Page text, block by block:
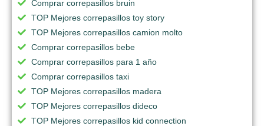
Comprar correpasillos bruin
TOP Mejores correpasillos toy story
TOP Mejores correpasillos camion molto
Comprar correpasillos bebe
Comprar correpasillos para 1 año
Comprar correpasillos taxi
TOP Mejores correpasillos madera
TOP Mejores correpasillos dideco
TOP Mejores correpasillos kid connection